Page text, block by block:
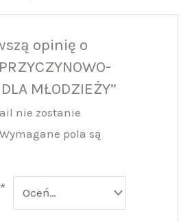
opinię o
MŁODZIEŻY”
nie zostanie
Wymagane pola są
*